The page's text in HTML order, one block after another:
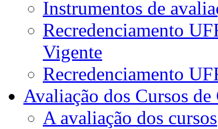
Instrumentos de
Recredenciamento
Vigente
Recredenciamento
Avaliação dos Cursos de
A avaliação dos cursos